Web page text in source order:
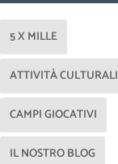
5 X MILLE
ATTIVITÀ CULTURALI
CAMPI GIOCATIVI
IL NOSTRO BLOG